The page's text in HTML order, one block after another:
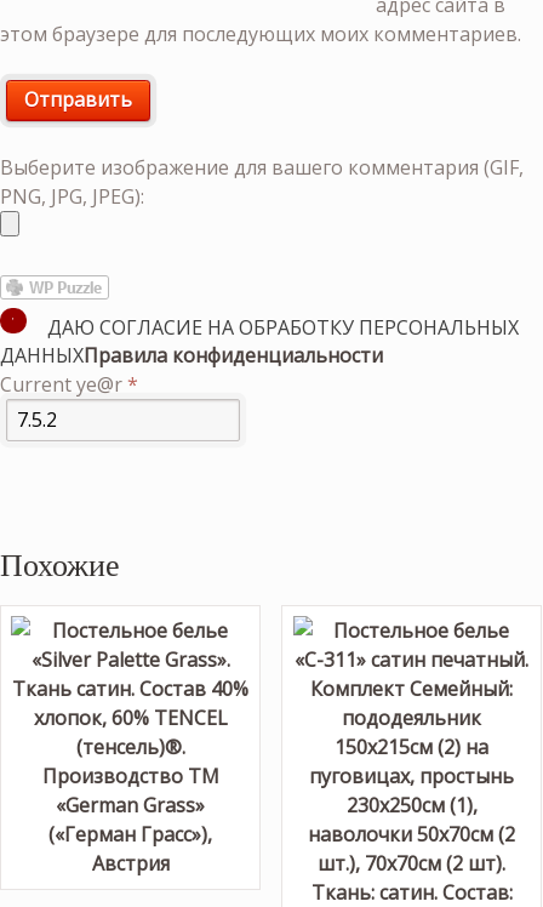
этом браузере для последующих моих комментариев.
Выберите изображение для вашего комментария (GIF,
PNG, JPG, JPEG):
ДАЮ СОГЛАСИЕ НА ОБРАБОТКУ ПЕРСОНАЛЬНЫХ
ДАННЫХПравила конфиденциальности
Current ye@r*
Похожие